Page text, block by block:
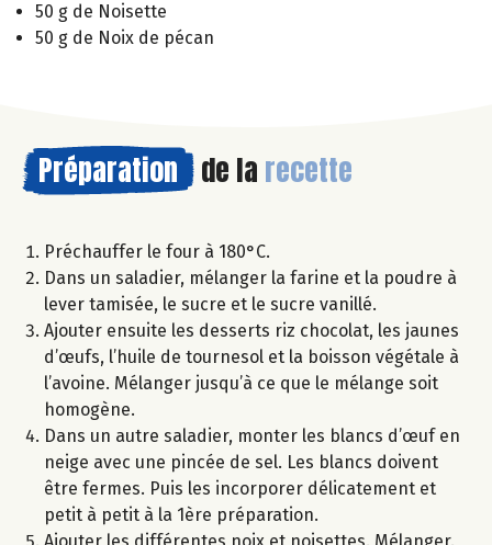
50 g de Noisette
50 g de Noix de pécan
Préparation de la recette
Préchauffer le four à 180°C.
Dans un saladier, mélanger la farine et la poudre à
lever tamisée, le sucre et le sucre vanillé.
Ajouter ensuite les desserts riz chocolat, les jaunes
d’œufs, l’huile de tournesol et la boisson végétale à
l’avoine. Mélanger jusqu’à ce que le mélange soit
homogène.
Dans un autre saladier, monter les blancs d’œuf en
neige avec une pincée de sel. Les blancs doivent
être fermes. Puis les incorporer délicatement et
petit à petit à la 1ère préparation.